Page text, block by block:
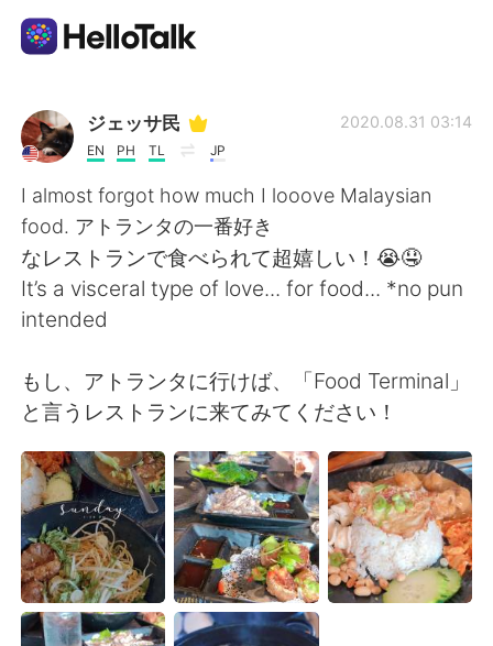
語学交換アプリ
AI Grammar Checker
日本語
English
繁體中文 Español
Deutsch 한국어
Русский ไทย
Indonesia Italiano
ジェッサ民
EN PH TL JP
2020.08.31 03:14
I almost forgot how much I looove Malaysian
food. アトランタの一番好き
なレストランで食べられて超嬉しい！😭🤤
It’s a visceral type of love... for food... *no pun
intended
もし、アトランタに行けば、「Food Terminal」
と言うレストランに来てみてください！